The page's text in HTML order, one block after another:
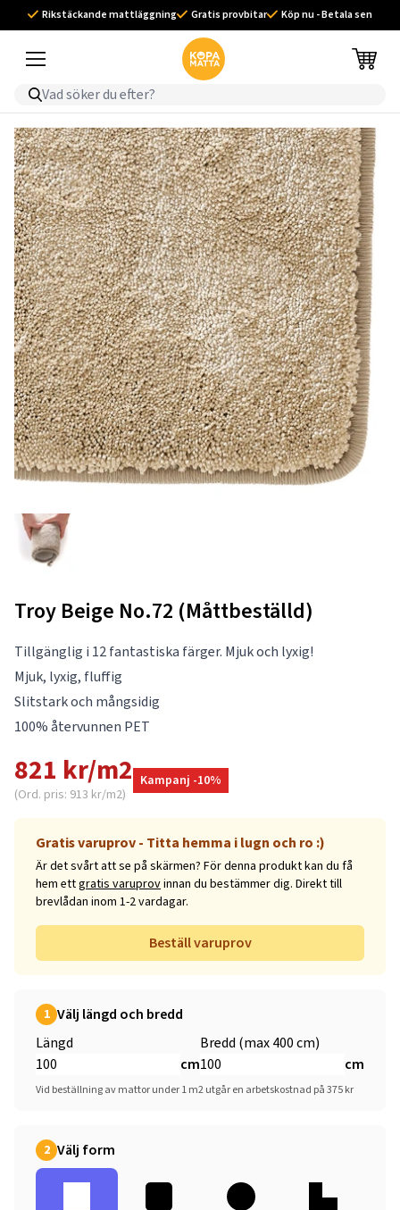
Rikstäckande mattläggning Gratis provbitar Köp nu - Betala sen
Troy Beige No.72 (Måttbeställd)
Tillgänglig i 12 fantastiska färger. Mjuk och lyxig!
Mjuk, lyxig, fluffig
Slitstark och mångsidig
100% återvunnen PET
821 kr/m2
(Ord. pris: 913 kr/m2)
Kampanj -10%
Gratis varuprov - Titta hemma i lugn och ro :)
Är det svårt att se på skärmen? För denna produkt kan du få
hem ettgratis varuprovinnan du bestämmer dig. Direkt till
brevlådan inom 1-2 vardagar.
Beställ varuprov
1 Välj längd och bredd
Längd
cm
Bredd (max 400 cm)
cm
Vid beställning av mattor under 1 m2 utgår en arbetskostnad på 375 kr
2 Välj form